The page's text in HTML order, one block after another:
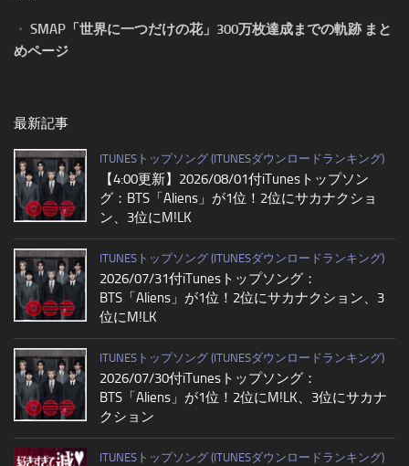
・ SMAP「世界に一つだけの花」300万枚達成までの軌跡 まと
めページ
最新記事
ITUNESトップソング (ITUNESダウンロードランキング)
【4:00更新】2026/08/01付iTunesトップソン
グ：BTS「Aliens」が1位！2位にサカナクショ
ン、3位にM!LK
ITUNESトップソング (ITUNESダウンロードランキング)
2026/07/31付iTunesトップソング：
BTS「Aliens」が1位！2位にサカナクション、3
位にM!LK
ITUNESトップソング (ITUNESダウンロードランキング)
2026/07/30付iTunesトップソング：
BTS「Aliens」が1位！2位にM!LK、3位にサカナ
クション
ITUNESトップソング (ITUNESダウンロードランキング)